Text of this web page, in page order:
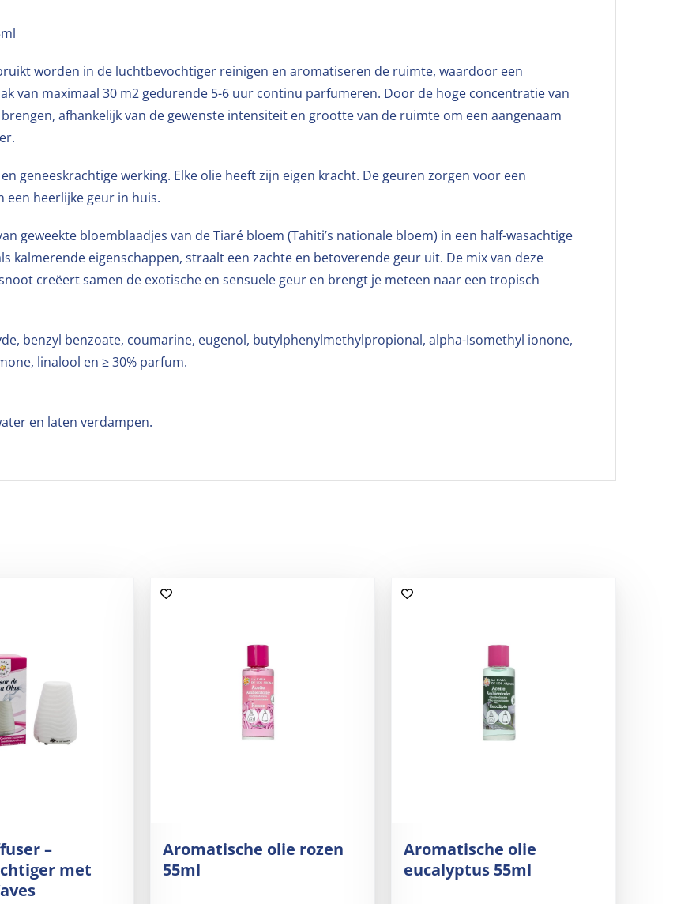
worden in de luchtbevochtiger reinigen en aromatiseren de ruimte, waardoor een
van maximaal 30 m2 gedurende 5-6 uur continu parfumeren. Door de hoge concentratie van
afhankelijk van de gewenste intensiteit en grootte van de ruimte om een aangenaam
geneeskrachtige werking. Elke olie heeft zijn eigen kracht. De geuren zorgen voor een
een heerlijke geur in huis.
geweekte bloemblaadjes van de Tiaré bloem (Tahiti’s nationale bloem) in een half-wasachtige
kalmerende eigenschappen, straalt een zachte en betoverende geur uit. De mix van deze
creëert samen de exotische en sensuele geur en brengt je meteen naar een tropisch
benzyl benzoate, coumarine, eugenol, butylphenylmethylpropional, alpha-Isomethyl ionone,
linalool en ≥ 30% parfum.
en laten verdampen.
–
met
Aromatische olie rozen
55ml
Aromatische olie
eucalyptus 55ml